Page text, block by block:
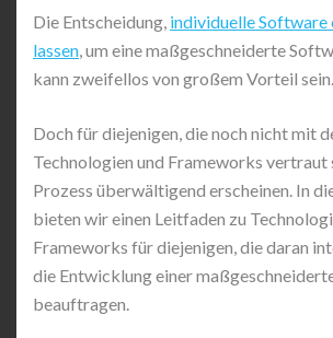
Die Entscheidung, individuelle Software
lassen , um eine maßgeschneiderte
kann zweifellos von großem Vorteil sein.
Doch für diejenigen, die noch nicht mit
Technologien und Frameworks vertraut
Prozess überwältigend erscheinen. In
bieten wir einen Leitfaden zu
Frameworks für diejenigen, die daran
die Entwicklung einer
beauftragen.